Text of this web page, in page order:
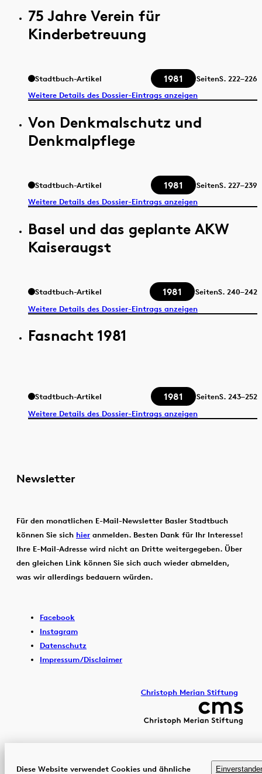
75 Jahre Verein für
Kinderbetreuung
Stadtbuch-Artikel 1981 SeitenS. 222–226
Weitere Details des Dossier-Eintrags anzeigen
Von Denkmalschutz und
Denkmalpflege
Stadtbuch-Artikel 1981 SeitenS. 227–239
Weitere Details des Dossier-Eintrags anzeigen
Basel und das geplante AKW
Kaiseraugst
Stadtbuch-Artikel 1981 SeitenS. 240–242
Weitere Details des Dossier-Eintrags anzeigen
Fasnacht 1981
Stadtbuch-Artikel 1981 SeitenS. 243–252
Weitere Details des Dossier-Eintrags anzeigen
Newsletter
Für den monatlichen E-Mail-Newsletter Basler Stadtbuch
können Sie sich hier anmelden. Besten Dank für Ihr Interesse!
Ihre E-Mail-Adresse wird nicht an Dritte weitergegeben. Über
den gleichen Link können Sie sich auch wieder abmelden,
was wir allerdings bedauern würden.
Facebook
Instagram
Datenschutz
Impressum/Disclaimer
Christoph Merian Stiftung
Diese Website verwendet Cookies und ähnliche